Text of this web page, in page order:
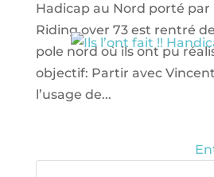
Hadicap au Nord porté par
Riding over 73 est rentré
pole nord où ils ont pu
objectif: Partir avec
l’usage de...